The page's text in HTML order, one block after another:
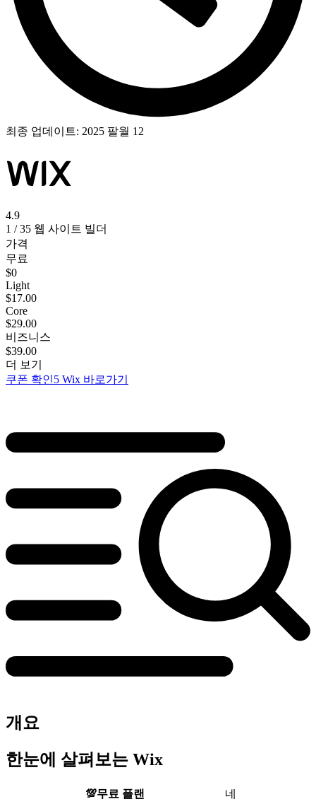
최종 업데이트: 2025 팔월 12
4.9
1 / 35 웹 사이트 빌더
가격
무료
$0
Light
$17.00
Core
$29.00
비즈니스
$39.00
더 보기
쿠폰 확인5 Wix 바로가기
개요
한눈에 살펴보는 Wix
💯무료 플랜
네